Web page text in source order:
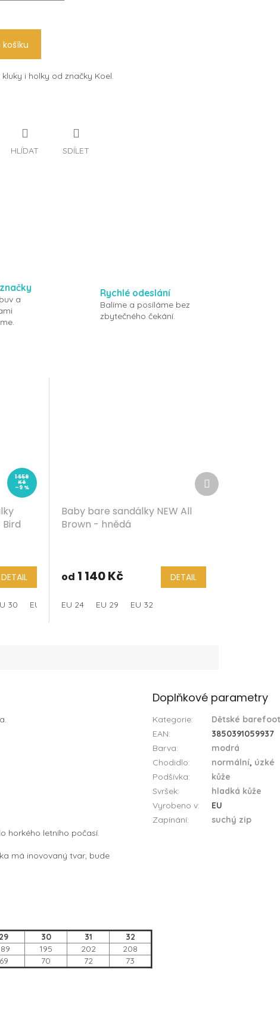
i holky od značky Koel.
HLÍDAT SDÍLET
a
Rychlé odeslání
Balíme a posíláme bez
zbytečného čekání.
1 659
Kč
–9 %
DETAIL
30 EU 32 EU 34
Baby bare sandálky NEW All
Brown - hnědá
od 1 140 Kč DETAIL
EU 24 EU 29 EU 32
Další
produkt
horkého letního počasí.
má inovovaný tvar, bude
29 30 31
32
195 202
208
69 70 72 73
Doplňkové parametry
Kategorie:
Dětské
EAN:
3850391059937
Barva:
modrá
Chodidlo: normální, úzké
Podšívka:
kůže
Svršek:
hladká kůže
Vyrobeno v:
EU
Zapínání: suchý zip